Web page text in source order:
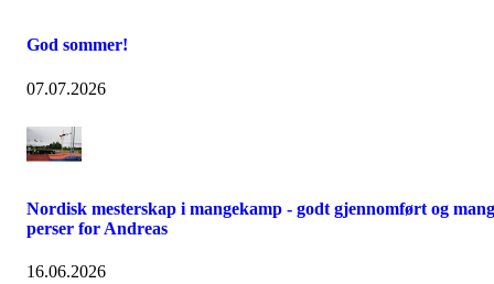
God sommer!
07.07.2026
Nordisk mesterskap i mangekamp - godt gjennomført og
perser for Andreas
16.06.2026